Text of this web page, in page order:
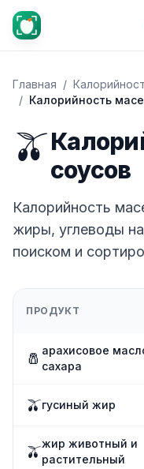
Главная /
/ Калорийность
🫒
соусов
Калорийность
жиры, углеводы
поиском и
ПРОДУКТ
🧂 арахисовое
сахара
🫒гусиный жир
🫒жир животный и
растительный